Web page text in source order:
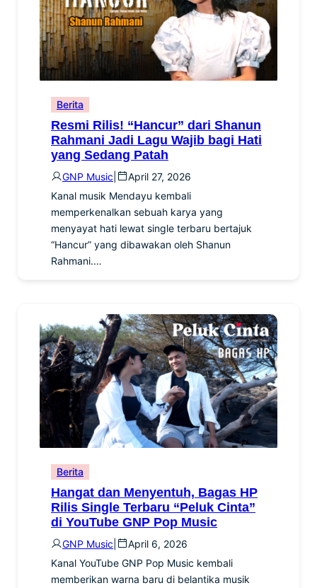
Berita
Resmi Rilis! “Hancur” dari Shanun
Rahmani Jadi Lagu Wajib bagi Hati
yang Sedang Patah
GNP Music
April 27, 2026
Kanal musik Mendayu kembali
memperkenalkan sebuah karya yang
menyayat hati lewat single terbaru bertajuk
“Hancur” yang dibawakan oleh Shanun
Rahmani.…
Berita
Hangat dan Menyentuh, Bagas HP
Rilis Single Terbaru “Peluk Cinta”
di YouTube GNP Pop Music
GNP Music
April 6, 2026
Kanal YouTube GNP Pop Music kembali
memberikan warna baru di belantika musik